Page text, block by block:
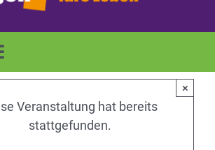
Veranstaltung hat bereits
stattgefunden.
×